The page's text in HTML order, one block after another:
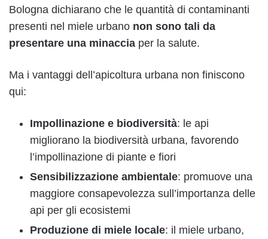
Bologna dichiarano che le quantità di contaminanti
presenti nel miele urbano non sono tali da
presentare una minaccia per la salute.
Ma i vantaggi dell’apicoltura urbana non finiscono
qui:
Impollinazione e biodiversità: le api
migliorano la biodiversità urbana, favorendo
l’impollinazione di piante e fiori
Sensibilizzazione ambientale: promuove una
maggiore consapevolezza sull’importanza delle
api per gli ecosistemi
Produzione di miele locale: il miele urbano,